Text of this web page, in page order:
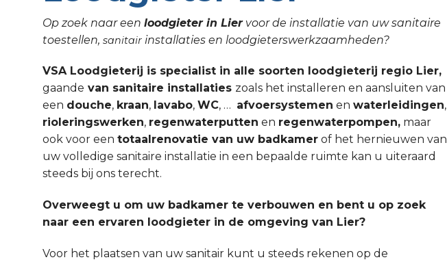
Op zoek naar een loodgieter in Liervoor de installatie van uw sanitaire
toestellen, sanitair installaties en loodgieterswerkzaamheden?
VSA Loodgieterij is specialist in alle soorten loodgieterij regio Lier,
gaande van sanitaire installaties zoals het installeren en aansluiten van
een douche, kraan, lavabo, WC, … afvoersystemen en waterleidingen,
rioleringswerken, regenwaterputten en regenwaterpompen, maar
ook voor een totaalrenovatie van uw badkamer of het hernieuwen van
uw volledige sanitaire installatie in een bepaalde ruimte kan u uiteraard
steeds bij ons terecht.
Overweegt u om uw badkamer te verbouwen en bent u op zoek
naar een ervaren loodgieter in de omgeving van Lier?
Voor het plaatsen van uw sanitair kunt u steeds rekenen op de